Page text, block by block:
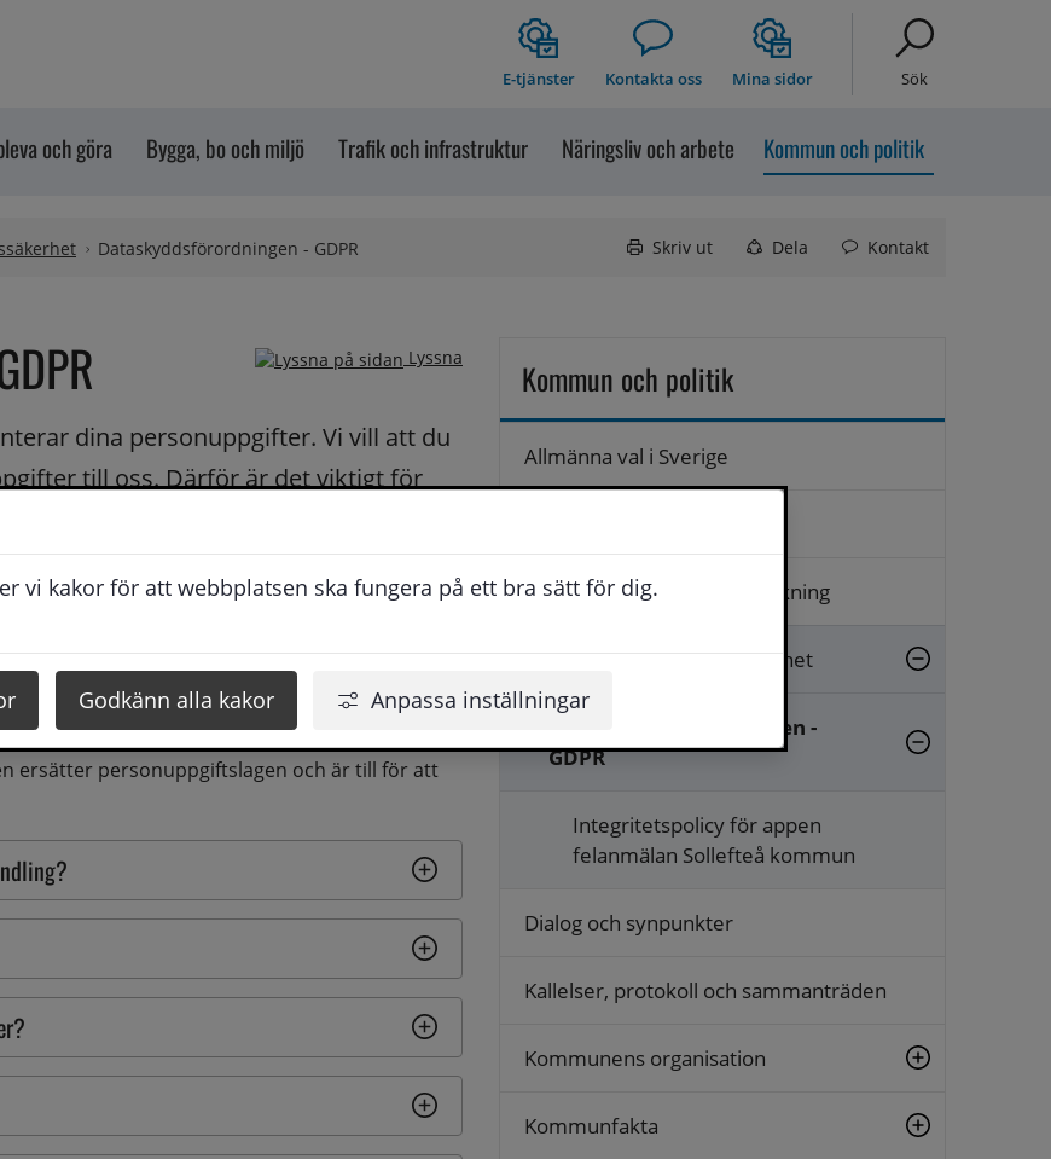
vi kakor för att webbplatsen ska fungera på ett bra sätt för dig.
Godkänn alla kakor Anpassa inställningar
E-tjänster Kontakta oss Mina sidor Sök
och göra Bygga, bo och miljö Trafik och infrastruktur Näringsliv och arbete Kommun och politik
Dataskyddsförordningen - GDPR Skriv ut Dela Kontakt
Lyssna
dina personuppgifter. Vi vill att du
till oss. Därför är det viktigt för
Här kan du läsa mer
olika sammanhang. Det är information som vi
du har rätt till och att vi ska kunna genomföra
(GDPR, General Data Protection
ersätter personuppgiftslagen och är till för att
Kommun och politik
Allmänna val i Sverige
Arkiv, diarium och släktforskning
Beslut, insyn och rättssäkerhet
Dataskyddsförordningen -
GDPR
Integritetspolicy för appen
felanmälan Sollefteå kommun
Dialog och synpunkter
Kallelser, protokoll och sammanträden
Kommunens organisation
Kommunfakta